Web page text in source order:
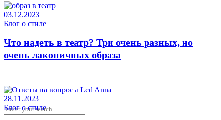
03.12.2023
Блог о стиле
Что надеть в театр? Три очень разных, но
очень лаконичных образа
28.11.2023
Блог о стиле